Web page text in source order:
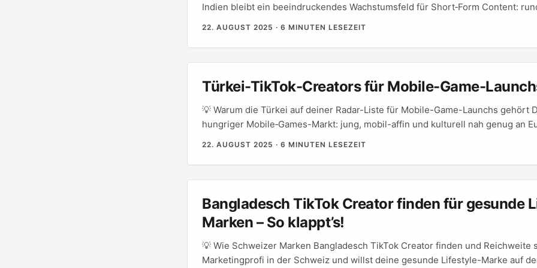
Indien bleibt ein beeindruckendes Wachstumsfeld für Short‑Form Content:
werden. Was heute auffällt: Microdramas — zwei‑minütige Episoden oder
Mini‑Stories — boomen in Tier‑2 und Tier‑3‑Städten, weil sie leicht
in lokalen Sprachen erzählt werden. Das Referenzmaterial nennt genau dieses
hebt hervor, dass Startups wie Chai Bisket bereits in diese Nische investieren
(Seed‑Finanzierung von 5 Mio. USD), plus ein Netzwerk mit über 50 Mio.
Video‑Views und zwei Milliarden Views auf YouTube‑Verticals. ...
22. AUGUST 2025 ·6 MINUTEN LESEZEIT
Türkei-TikTok-Creators für Mobile-Game-
💡 Warum die Türkei auf deiner Radar-Liste für Mobile-Game-Launchs gehört
hungriger Mobile‑Games-Markt: jung, mobil-affin und kulturell nah genug an
mit dem Gieskannen-Approach. Du brauchst lokale Creator, die die Sprache,
Timing verstehen, plus einen klaren Plan für Performance-Messung. ...
22. AUGUST 2025 ·6 MINUTEN LESEZEIT
Bangladesch TikTok Creator finden für gesunde
Marken – So klappt’s!
💡 Wie Schweizer Marken Bangladesch TikTok Creator finden und Reichweite
Marketingprofi in der Schweiz und willst deine gesunde Lifestyle-Marke auf